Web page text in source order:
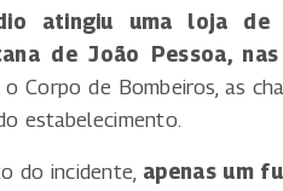
atingiu uma loja
de João Pessoa,
Corpo de Bombeiros, as
estabelecimento.
do incidente, apenas um